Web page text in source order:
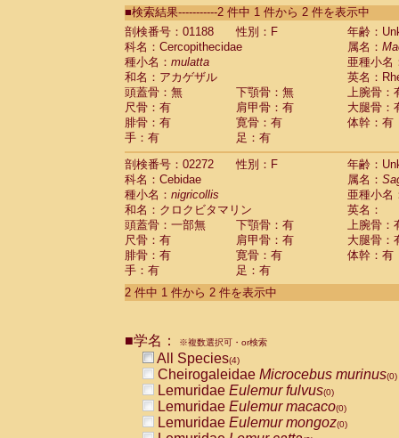
CebidaeSaguinus labiatus(0)
Cebidae Saguinus leucopus (0)
CebidaeSaguinus midas
Cebidae
CebidaeSaguinus nigricollis (1)
Cebidae Saguinus oedipus
Cebidae Saguinus weddelli
Cebidae Saguinusspp.
Cebidae Aotus trivirgatus
Cebidae Cebus albifrons
Cebidae
CebidaeCebus capucinus
CebidaeCebus nigrivittatus
Cebidae Cebusspp.(0)
Cebidae Saimiri boliviensis
Cebidae Saimiri sciureus
Atelidae Alouatta caraya
AtelidaeAlouatta fusca
AtelidaeAlouatta seniculus
AtelidaeAteles belzebuth
AtelidaeAteles geoffroyi
AtelidaeAteles paniscus(0)
AtelidaeAtelesspp. (0)
AtelidaeLagothrix lagothricha
AtelidaeLagothrix lagothricha cana
PitheciidaeCacajao calvus
■検索結果-----------2 件中 1 件から 2 件を表示中
剖検番号：01188
性別：F
年齢：
科名：Cercopithecidae
属名：
種小名： mulatta
亜種小名
和名：アカゲザル
英名：
頭蓋骨：無
下顎骨：無
上腕骨：
尺骨：有
肩甲骨：有
大腿骨：
腓骨：有
寛骨：有
体幹：有
手：有
足：有
剖検番号：02272
性別：F
年齢：
科名：Cebidae
属名：
種小名： nigricollis
亜種小名
和名：クロクビタマリン
英名：
頭蓋骨：一部無
下顎骨：有
上腕骨：
尺骨：有
肩甲骨：有
大腿骨：
腓骨：有
寛骨：有
体幹：有
手：有
足：有
2 件中 1 件から 2 件を表示中
■学名： ※複数選択可・or検索
All Species(4)
Cheirogaleidae Microcebus murinus(0)
Lemuridae Eulemur fulvus(0)
Lemuridae Eulemur macaco(0)
Lemuridae Eulemur mongoz(0)